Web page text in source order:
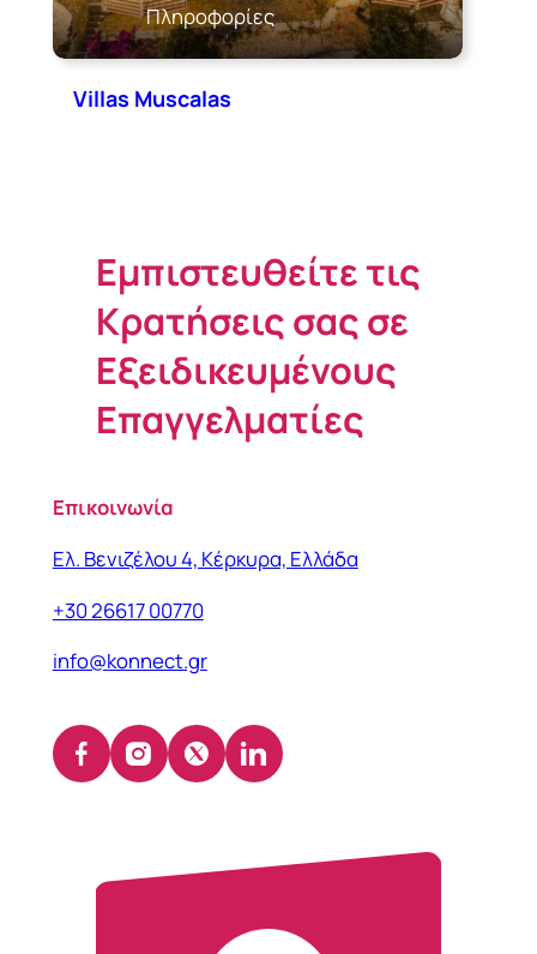
Πληροφορίες
Villas Muscalas
Εμπιστευθείτε τις
Κρατήσεις σας σε
Εξειδικευμένους
Επαγγελματίες
Επικοινωνία
Ελ. Βενιζέλου 4, Κέρκυρα, Ελλάδα
+30 26617 00770
info@konnect.gr
FacebookInstagram
a
X
a
tab)
LinkedIn
a
tab)